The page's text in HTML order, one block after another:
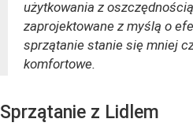
użytkowania z
zaprojektowane z myślą o
sprzątanie stanie się mniej
komfortowe.
Sprzątanie z Lidlem